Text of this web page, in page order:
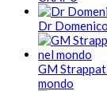
Dr
GM
mondo